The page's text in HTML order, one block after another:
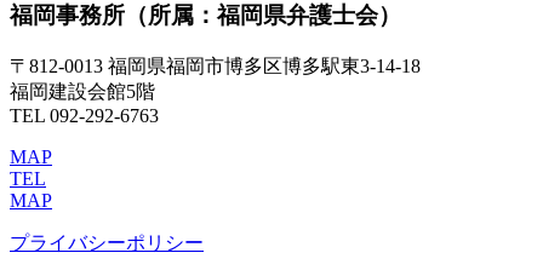
福岡事務所 （所属：福岡県弁護士会）
〒812-0013 福岡県福岡市博多区博多駅東3-14-18
福岡建設会館5階
TEL 092-292-6763
MAP
TEL
MAP
プライバシーポリシー